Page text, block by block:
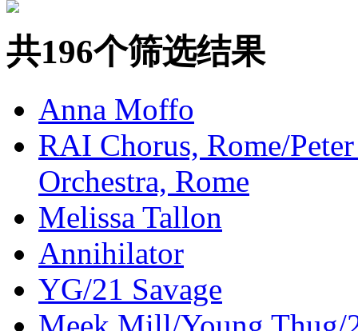
共196个筛选结果
Anna Moffo
RAI Chorus, Rome/
Orchestra, Rome
Melissa Tallon
Annihilator
YG/21 Savage